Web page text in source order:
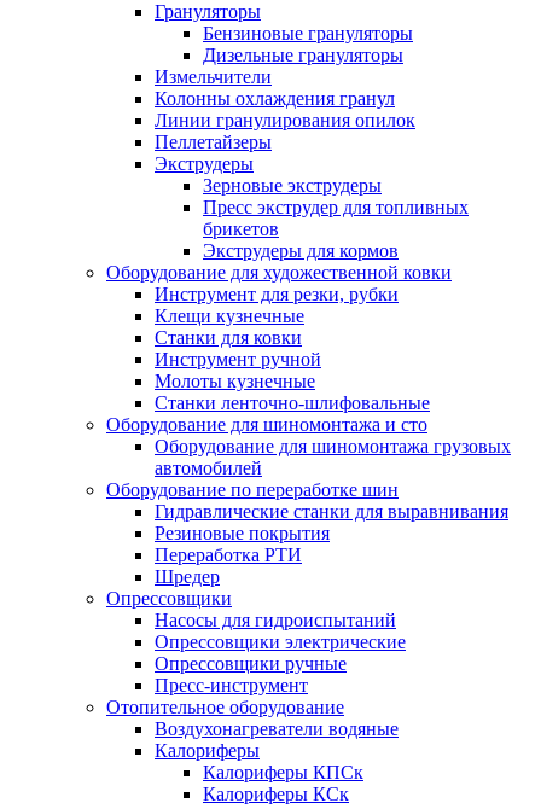
Грануляторы
Бензиновые грануляторы
Дизельные грануляторы
Измельчители
Колонны охлаждения гранул
Линии гранулирования опилок
Пеллетайзеры
Экструдеры
Зерновые экструдеры
Пресс экструдер для топливных
брикетов
Экструдеры для кормов
Оборудование для художественной ковки
Инструмент для резки, рубки
Клещи кузнечные
Станки для ковки
Инструмент ручной
Молоты кузнечные
Станки ленточно-шлифовальные
Оборудование для шиномонтажа и сто
Оборудование для шиномонтажа грузовых
автомобилей
Оборудование по переработке шин
Гидравлические станки для выравнивания
Резиновые покрытия
Переработка РТИ
Шредер
Опрессовщики
Насосы для гидроиспытаний
Опрессовщики электрические
Опрессовщики ручные
Пресс-инструмент
Отопительное оборудование
Воздухонагреватели водяные
Калориферы
Калориферы КПСк
Калориферы КСк